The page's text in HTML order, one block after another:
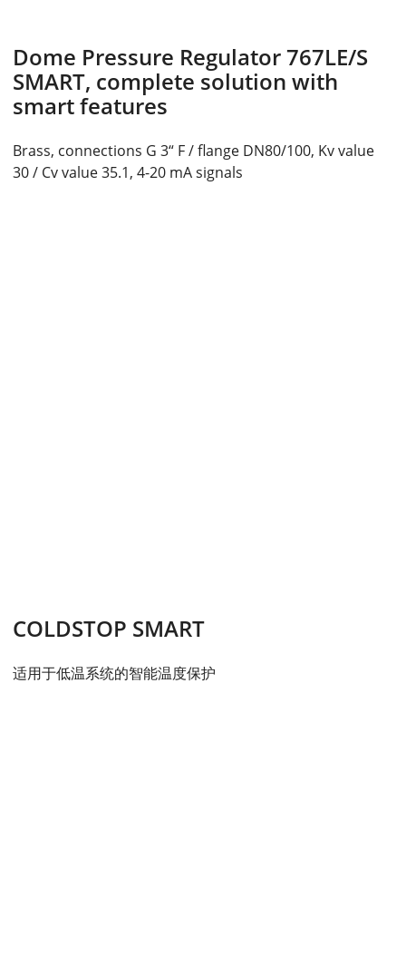
Dome Pressure Regulator 767LE/S
SMART, complete solution with
smart features
Brass, connections G 3“ F / flange DN80/100, Kv value
30 / Cv value 35.1, 4-20 mA signals
COLDSTOP SMART
适用于低温系统的智能温度保护